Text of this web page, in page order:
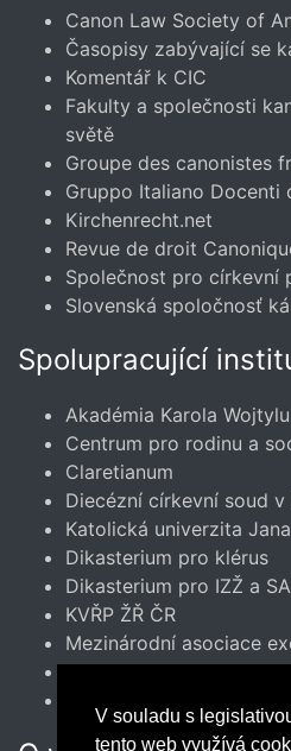
V souladu s
tento web využívá
Canon Law Society of
Časopisy zabývající se
Komentář k CIC
Fakulty a společnosti
světě
Groupe des canonistes
Gruppo Italiano Docenti
Kirchenrecht.net
Revue de droit
Společnost pro církevní
Slovenská spoločnosť
Spolupracující
Akadémia Karola Wojtylu
Centrum pro rodinu a
Claretianum
Diecézní církevní soud v
Katolická univerzita
Dikasterium pro klérus
Dikasterium pro IZŽ a
KVŘP ŽŘ ČR
Mezinárodní asociace
Misterogrande